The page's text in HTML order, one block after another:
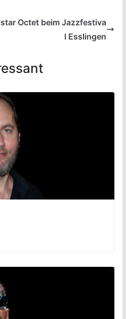
Octet beim Jazzfestiva
l Esslingen